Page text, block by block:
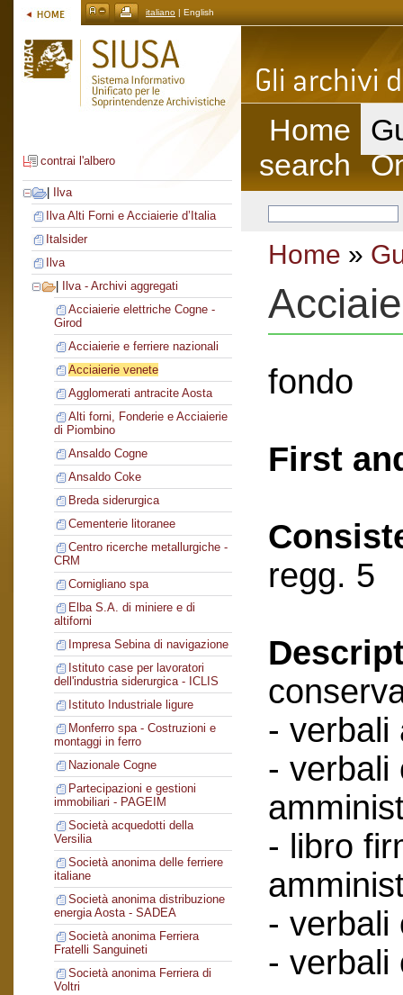
italiano | English
contrai l'albero
Ilva
Ilva Alti Forni e Acciaierie d’Italia
Italsider
Ilva
Ilva - Archivi aggregati
Acciaierie elettriche Cogne -
Girod
Acciaierie e ferriere nazionali
Acciaierie venete
Agglomerati antracite Aosta
Alti forni, Fonderie e Acciaierie
di Piombino
Ansaldo Cogne
Ansaldo Coke
Breda siderurgica
Cementerie litoranee
Centro ricerche metallurgiche -
CRM
Cornigliano spa
Elba S.A. di miniere e di
altiforni
Impresa Sebina di navigazione
Istituto case per lavoratori
dell'industria siderurgica - ICLIS
Istituto Industriale ligure
Monferro spa - Costruzioni e
montaggi in ferro
Nazionale Cogne
Partecipazioni e gestioni
immobiliari - PAGEIM
Società acquedotti della
Versilia
Società anonima delle ferriere
italiane
Società anonima distribuzione
energia Aosta - SADEA
Società anonima Ferriera
Fratelli Sanguineti
Società anonima Ferriera di
Voltri
Home
search
Home »
fondo
First
regg. 5
- verbali
- verbali
- libro
- verbali
- verbali